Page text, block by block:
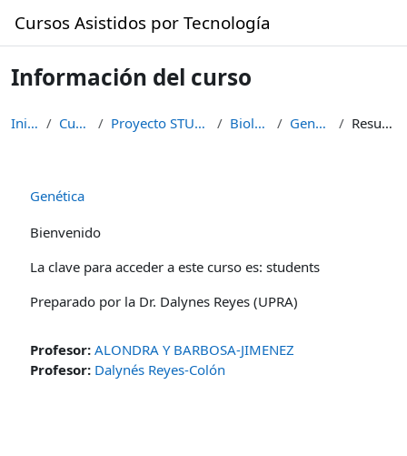
Cursos Asistidos por Tecnología
Información del curso
Inicio Cursos Proyecto STUDENTS Biología Genética Resumen
Genética
Bienvenido
La clave para acceder a este curso es: students
Preparado por la Dr. Dalynes Reyes (UPRA)
Profesor: ALONDRA Y BARBOSA-JIMENEZ
Profesor: Dalynés Reyes-Colón